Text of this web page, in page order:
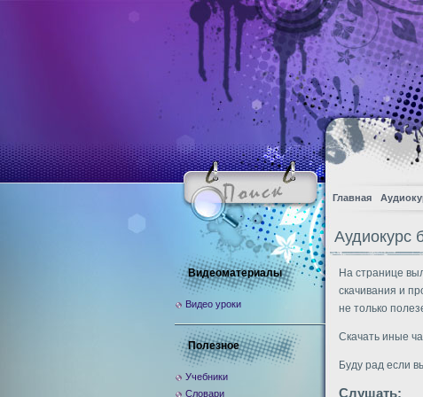
Главная
Аудиокурс
На странице
скачивания и
не только
Скачать иные
Буду рад если
Слушать:
Видеоматериалы
Видео уроки
Полезное
Учебники
Словари